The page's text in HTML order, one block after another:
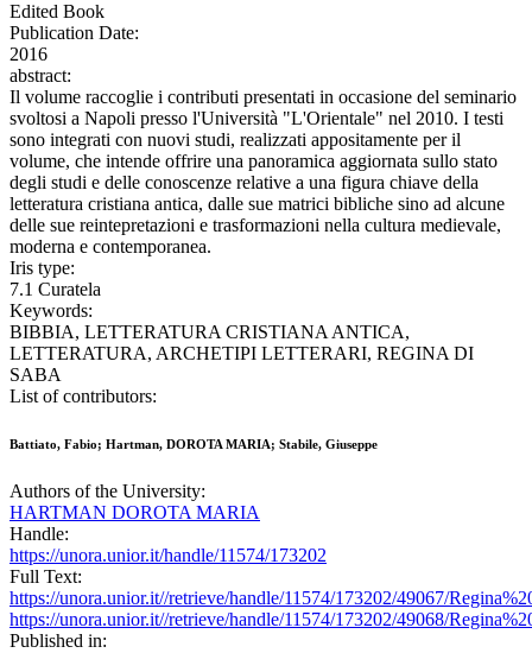
Edited Book
Publication Date:
2016
abstract:
Il volume raccoglie i contributi presentati in occasione del seminario
svoltosi a Napoli presso l'Università "L'Orientale" nel 2010. I testi
sono integrati con nuovi studi, realizzati appositamente per il
volume, che intende offrire una panoramica aggiornata sullo stato
degli studi e delle conoscenze relative a una figura chiave della
letteratura cristiana antica, dalle sue matrici bibliche sino ad alcune
delle sue reintepretazioni e trasformazioni nella cultura medievale,
moderna e contemporanea.
Iris type:
7.1 Curatela
Keywords:
BIBBIA, LETTERATURA CRISTIANA ANTICA,
LETTERATURA, ARCHETIPI LETTERARI, REGINA DI
SABA
List of contributors:
Battiato, Fabio; Hartman, DOROTA MARIA; Stabile, Giuseppe
Authors of the University:
HARTMAN DOROTA MARIA
Handle:
https://unora.unior.it/handle/11574/173202
Full Text:
https://unora.unior.it//retrieve/handle/11574/173202/49067/
https://unora.unior.it//retrieve/handle/11574/173202/49068/
Published in: